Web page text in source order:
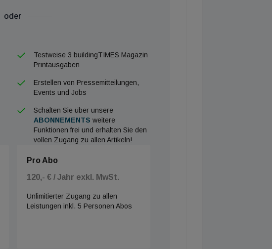
kein Angebot unterbreitet“, so ein Vertreter der
der Projektgesellschaft, die vor der Signa
oder
Testweise 3 buildingTIMES Magazin
Printausgaben
Erstellen von Pressemitteilungen,
Events und Jobs
Schalten Sie über unsere
ABONNEMENTS weitere
Funktionen frei und erhalten Sie den
vollen Zugang zu allen Artikeln!
Pro Abo
120,- € / Jahr exkl. MwSt.
Unlimitierter Zugang zu allen
Leistungen inkl. 5 Personen Abos